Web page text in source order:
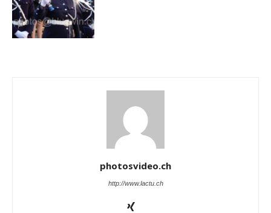
photosvideo.ch
http://www.lactu.ch